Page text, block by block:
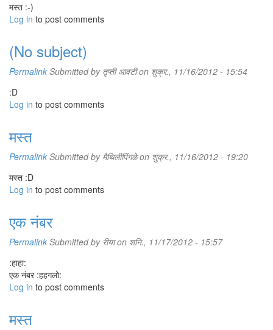
मस्त :-)
Log in to post comments
(No subject)
Permalink Submitted by तृप्ती आवटीon शुक्र., 11/16/2012 - 15:54
:D
Log in to post comments
मस्त
Permalink Submitted by मैथिलीपिंगळेon शुक्र., 11/16/2012 - 19:20
मस्त :D
Log in to post comments
एक नंबर
Permalink Submitted by रीयाon शनि., 11/17/2012 - 15:57
:हाहा:
एक नंबर :हहगलो:
Log in to post comments
मस्त